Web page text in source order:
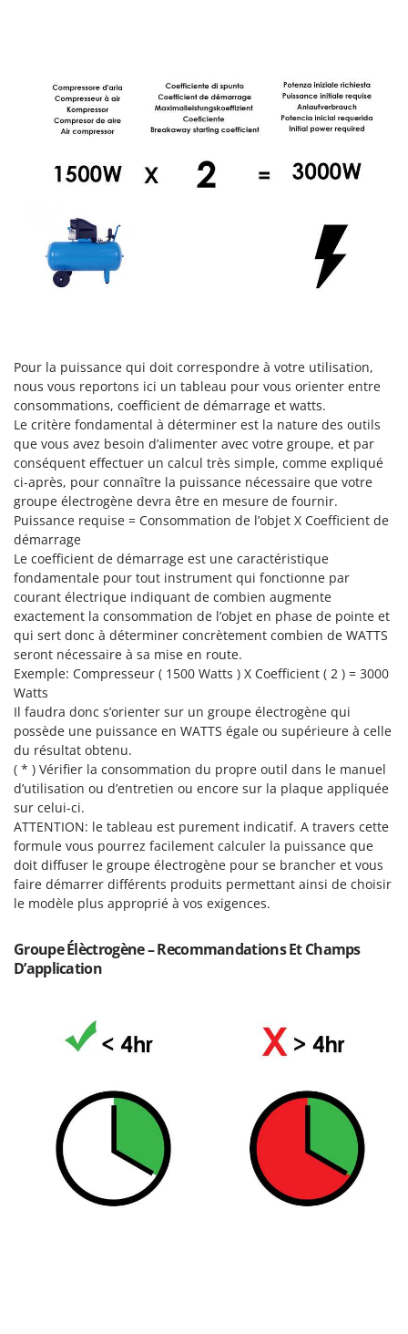
WIDU
Wiper EcoRobot
Wortex
Yard Force
ZGrills
Zodiac
Zomax
Pour la puissance qui doit correspondre à votre utilisation,
nous vous reportons ici un tableau pour vous orienter entre
consommations, coefficient de démarrage et watts.
Le critère fondamental à déterminer est la nature des outils
que vous avez besoin d’alimenter avec votre groupe, et par
conséquent effectuer un calcul très simple, comme expliqué
ci-après, pour connaître la puissance nécessaire que votre
groupe électrogène devra être en mesure de fournir.
Puissance requise = Consommation de l’objet X Coefficient de
démarrage
Le coefficient de démarrage est une caractéristique
fondamentale pour tout instrument qui fonctionne par
courant électrique indiquant de combien augmente
exactement la consommation de l’objet en phase de pointe et
qui sert donc à déterminer concrètement combien de WATTS
seront nécessaire à sa mise en route.
Exemple: Compresseur ( 1500 Watts ) X Coefficient ( 2 ) = 3000
Watts
Il faudra donc s’orienter sur un groupe électrogène qui
possède une puissance en WATTS égale ou supérieure à celle
du résultat obtenu.
( * ) Vérifier la consommation du propre outil dans le manuel
d’utilisation ou d’entretien ou encore sur la plaque appliquée
sur celui-ci.
ATTENTION: le tableau est purement indicatif. A travers cette
formule vous pourrez facilement calculer la puissance que
doit diffuser le groupe électrogène pour se brancher et vous
faire démarrer différents produits permettant ainsi de choisir
le modèle plus approprié à vos exigences.
Groupe Élèctrogène – Recommandations Et Champs
D’application